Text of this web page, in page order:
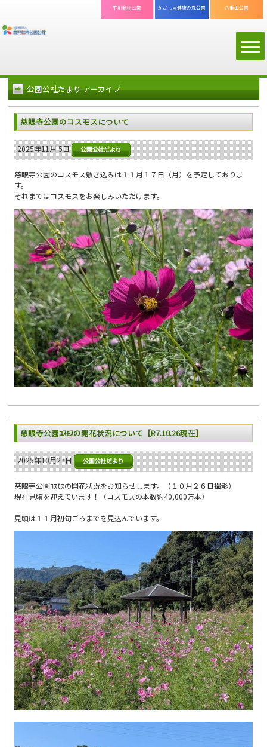
平川動物公園 かごしま健康の森公園 八重山公園
公園公社だより アーカイブ
慈眼寺公園のコスモスについて
2025年11月 5日
慈眼寺公園のコスモス敷き込みは１１月１７日（月）を予定しておりま
す。
それまではコスモスをお楽しみいただけます。
慈眼寺公園ｺｽﾓｽの開花状況について【R7.10.26現在】
2025年10月27日
慈眼寺公園ｺｽﾓｽの開花状況をお知らせします。（１０月２６日撮影）
現在見頃を迎えています！（コスモスの本数約40,000万本）
見頃は１１月初旬ごろまでを見込んでいます。